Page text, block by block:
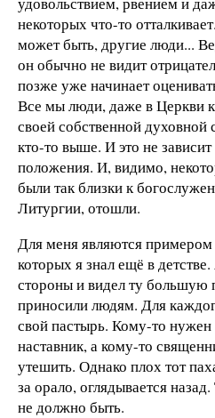
некоторых что-то
может быть, другие люди...
он обычно не видит
позже уже начинает
Все мы люди, даже в Церкви
своей собственной духовной
кто-то выше. И это не
положения. И, видимо,
были так близки к
Литургии, отошли.
Для меня являются
которых я знал ещё в
стороны и видел ту большую
приносили людям. Для
свой пастырь. Кому-то
наставник, а кому-то
утешить. Однако плох тот
за орало, оглядывается
не должно быть.